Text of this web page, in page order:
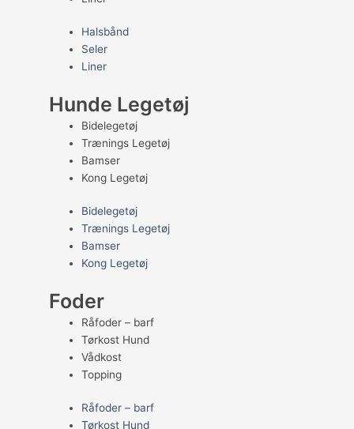
Halsbånd
Seler
Liner
Hunde Legetøj
Bidelegetøj
Trænings Legetøj
Bamser
Kong Legetøj
Bidelegetøj
Trænings Legetøj
Bamser
Kong Legetøj
Foder
Råfoder – barf
Tørkost Hund
Vådkost
Topping
Råfoder – barf
Tørkost Hund